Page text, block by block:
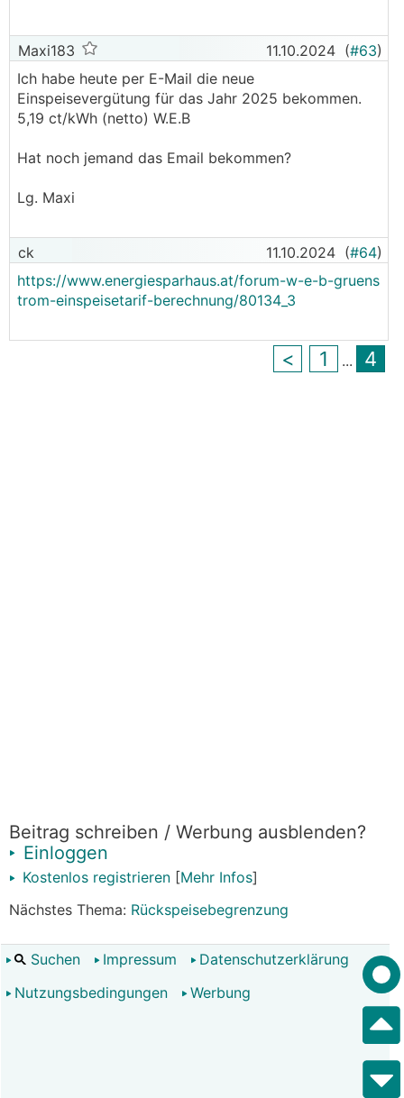
web-energy nach Anfrage und Email-Bestätigung
auf monatliche Abrechnung umgestellt wurde
und dies dann auch im Web ersichtlich war?
───────────────
Maxi183 11.10.2024 (#63)
Ich habe heute per E-Mail die neue
Einspeisevergütung für das Jahr 2025 bekommen.
5,19 ct/kWh (netto) W.E.B
Hat noch jemand das Email bekommen?
Lg. Maxi
ck 11.10.2024 (#64)
https://www.energiesparhaus.at/forum-w-e-b-gruens
trom-einspeisetarif-berechnung/80134_3
< 1 ... 4
Beitrag schreiben / Werbung ausblenden?
Einloggen
Kostenlos registrieren [Mehr Infos]
Nächstes Thema: Rückspeisebegrenzung
Suchen Impressum
Datenschutzerklärung
Nutzungsbedingungen
Werbung